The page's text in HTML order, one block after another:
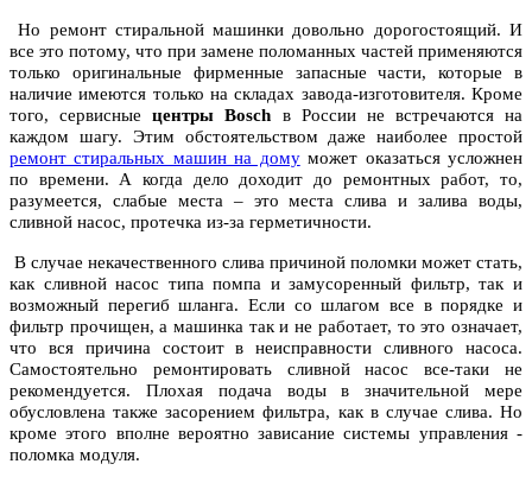
Но ремонт стиральной машинки довольно дорогостоящий. И
все это потому, что при замене поломанных частей применяются
только оригинальные фирменные запасные части, которые в
наличие имеются только на складах завода-изготовителя. Кроме
того, сервисныецентры Bosch в России не встречаются на
каждом шагу. Этим обстоятельством даже наиболее простой
ремонт стиральных машин на домуможет оказаться усложнен
по времени. А когда дело доходит до ремонтных работ, то,
разумеется, слабые места – это места слива и залива воды,
сливной насос, протечка из-за герметичности.
В случае некачественного слива причиной поломки может стать,
как сливной насос типа помпа и замусоренный фильтр, так и
возможный перегиб шланга. Если со шлагом все в порядке и
фильтр прочищен, а машинка так и не работает, то это означает,
что вся причина состоит в неисправности сливного насоса.
Самостоятельно ремонтировать сливной насос все-таки не
рекомендуется. Плохая подача воды в значительной мере
обусловлена также засорением фильтра, как в случае слива. Но
кроме этого вполне вероятно зависание системы управления -
поломка модуля.